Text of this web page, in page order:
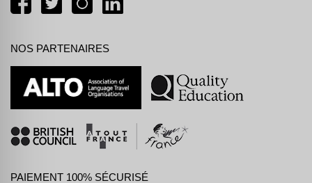
NOS PARTENAIRES
PAIEMENT 100% SÉCURISÉ